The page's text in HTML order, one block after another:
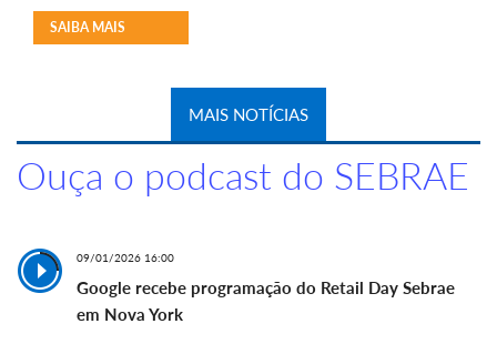
SAIBA MAIS
MAIS NOTÍCIAS
Ouça o podcast do SEBRAE
09/01/2026 16:00
Google recebe programação do Retail Day Sebrae
em Nova York